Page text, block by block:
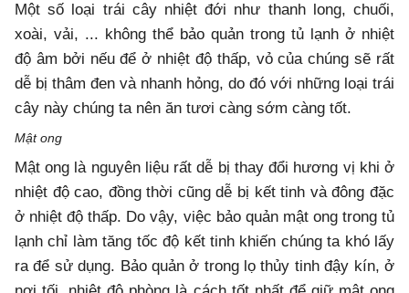
Một số loại trái cây nhiệt đới như thanh long, chuối,
xoài, vải, ... không thể bảo quản trong tủ lạnh ở nhiệt
độ âm bởi nếu để ở nhiệt độ thấp, vỏ của chúng sẽ rất
dễ bị thâm đen và nhanh hỏng, do đó với những loại trái
cây này chúng ta nên ăn tươi càng sớm càng tốt.
Mật ong
Mật ong là nguyên liệu rất dễ bị thay đổi hương vị khi ở
nhiệt độ cao, đồng thời cũng dễ bị kết tinh và đông đặc
ở nhiệt độ thấp. Do vậy, việc bảo quản mật ong trong tủ
lạnh chỉ làm tăng tốc độ kết tinh khiến chúng ta khó lấy
ra để sử dụng. Bảo quản ở trong lọ thủy tinh đậy kín, ở